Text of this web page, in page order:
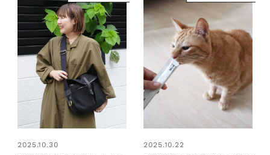
2025.10.30
2025.10.22